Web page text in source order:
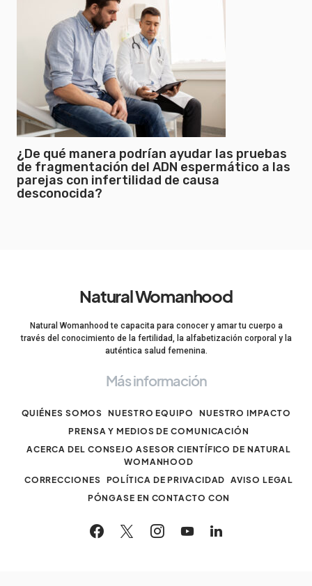
¿De qué manera podrían ayudar las pruebas
de fragmentación del ADN espermático a las
parejas con infertilidad de causa
desconocida?
Natural Womanhood
Natural Womanhood te capacita para conocer y amar tu cuerpo a
través del conocimiento de la fertilidad, la alfabetización corporal y la
auténtica salud femenina.
Más información
QUIÉNES SOMOS NUESTRO EQUIPO
NUESTRO IMPACTO
PRENSA Y MEDIOS DE COMUNICACIÓN
ACERCA DEL CONSEJO ASESOR CIENTÍFICO DE NATURAL
WOMANHOOD
CORRECCIONES POLÍTICA DE PRIVACIDAD
AVISO LEGAL
PÓNGASE EN CONTACTO CON